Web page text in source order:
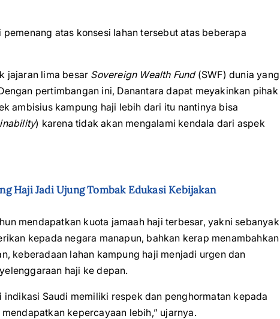
atas konsesi lahan tersebut atas beberapa
jajaran lima besar Sovereign Wealth Fund(SWF) dunia yang
pertimbangan ini, Danantara dapat meyakinkan pihak
ambisius kampung haji lebih dari itu nantinya bisa
) karena tidak akan mengalami kendala dari aspek
Haji Jadi Ujung Tombak Edukasi Kebijakan
mendapatkan kuota jamaah haji terbesar, yakni sebanyak
kepada negara manapun, bahkan kerap menambahkan
keberadaan lahan kampung haji menjadi urgen dan
haji ke depan.
Saudi memiliki respek dan penghormatan kepada
kepercayaan lebih,” ujarnya.